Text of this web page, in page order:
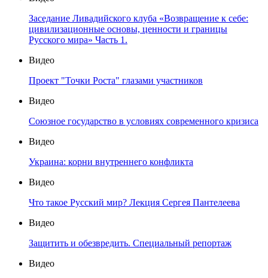
Заседание Ливадийского клуба «Возвращение к себе:
цивилизационные основы, ценности и границы
Русского мира» Часть 1.
Видео
Проект "Точки Роста" глазами участников
Видео
Союзное государство в условиях современного кризиса
Видео
Украина: корни внутреннего конфликта
Видео
Что такое Русский мир? Лекция Сергея Пантелеева
Видео
Защитить и обезвредить. Специальный репортаж
Видео